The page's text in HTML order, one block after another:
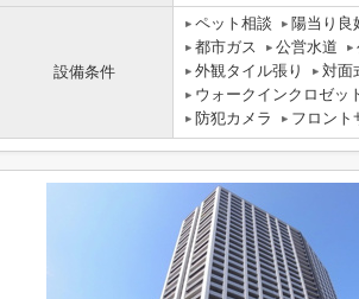
設備条件
ペット相談 陽当り良
都市ガス
公営水道
外観タイル張り
対面
ウォークインクロゼッ
防犯カメラ
フロント